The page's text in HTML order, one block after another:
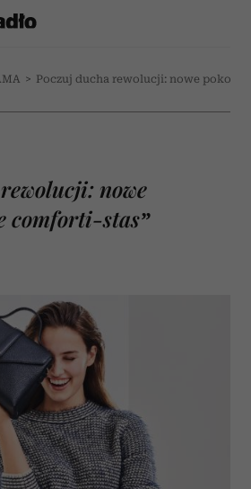
> Poczuj ducha rewolucji: nowe
nowe
comforti-stas”